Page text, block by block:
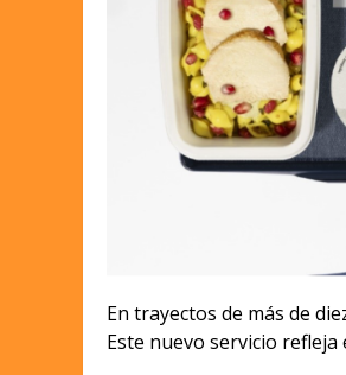
En trayectos de más de
Este nuevo servicio